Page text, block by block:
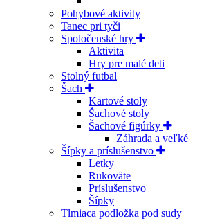
Pohybové aktivity
Tanec pri tyči
Spoločenské hry
Aktivita
Hry pre malé deti
Stolný futbal
Šach
Kartové stoly
Šachové stoly
Šachové figúrky
Záhrada a veľké
Šípky a príslušenstvo
Letky
Rukoväte
Príslušenstvo
Šípky
Tlmiaca podložka pod sudy